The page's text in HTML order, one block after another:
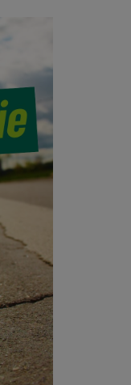
Outlook Live